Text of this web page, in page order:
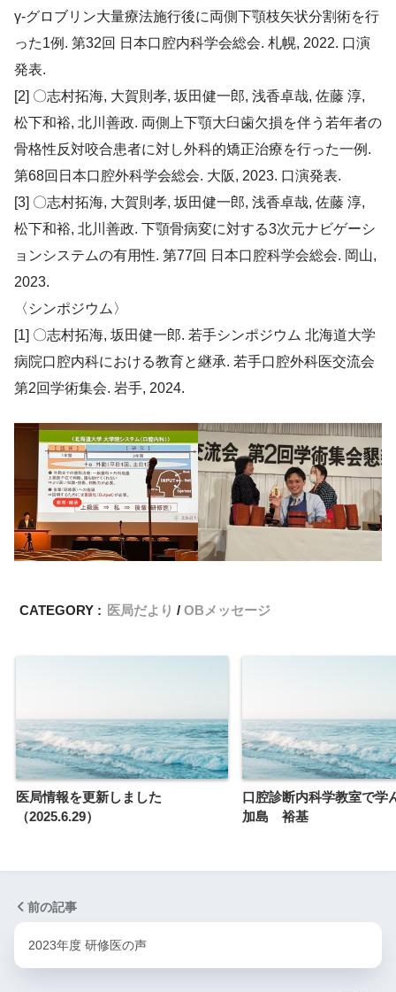
γ-グロブリン大量療法施行後に両側下顎枝矢状分割術を行
った1例. 第32回 日本口腔内科学会総会. 札幌, 2022. 口演
発表.
[2] 〇志村拓海, 大賀則孝, 坂田健一郎, 浅香卓哉, 佐藤 淳,
松下和裕, 北川善政. 両側上下顎大臼歯欠損を伴う若年者の
骨格性反対咬合患者に対し外科的矯正治療を行った一例.
第68回日本口腔外科学会総会. 大阪, 2023. 口演発表.
[3] 〇志村拓海, 大賀則孝, 坂田健一郎, 浅香卓哉, 佐藤 淳,
松下和裕, 北川善政. 下顎骨病変に対する3次元ナビゲーシ
ョンシステムの有用性. 第77回 日本口腔科学会総会. 岡山,
2023.
〈シンポジウム〉
[1] 〇志村拓海, 坂田健一郎. 若手シンポジウム 北海道大学
病院口腔内科における教育と継承. 若手口腔外科医交流会
第2回学術集会. 岩手, 2024.
CATEGORY : 医局だより OBメッセージ
医局情報を更新しました
（2025.6.29）
口腔診断内科学教室で学
加島 裕基
前の記事
2023年度 研修医の声